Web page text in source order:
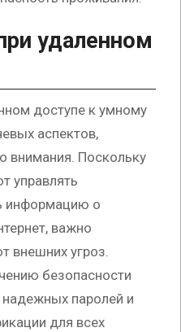
удаленном
доступе к умному
аспектов,
внимания. Поскольку
управлять
информацию о
важно
внешних угроз.
безопасности
надежных паролей и
для всех